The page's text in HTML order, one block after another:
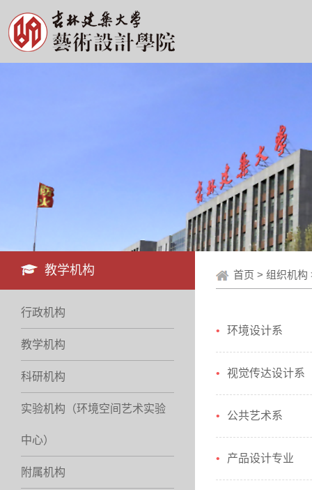
教学机构
行政机构
教学机构
科研机构
实验机构（环境空间艺术实验
中心）
附属机构
首页 > 组织机构
环境设计系
视觉传达设计系
公共艺术系
产品设计专业